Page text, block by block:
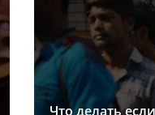
Что делать